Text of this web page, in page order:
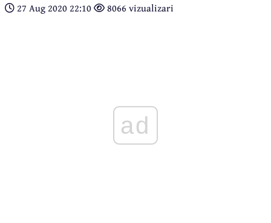
27 Aug 2020 22:10 8066 vizualizari
ad